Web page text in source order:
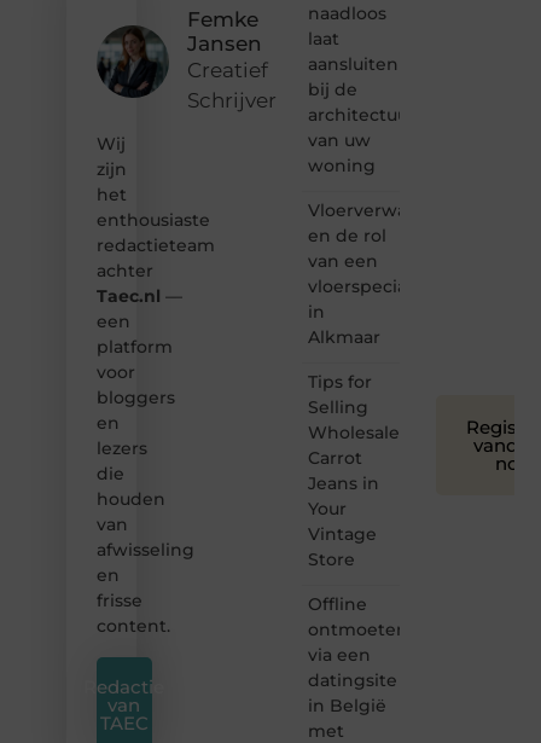
Femke
Jansen
Creatief
Schrijver
Wij
zijn
het
enthousiaste
redactieteam
achter
Taec.nl —
een
platform
voor
bloggers
en
lezers
die
houden
van
afwisseling
en
frisse
content.
Redactie
van
TAEC
naadloos
laat
aansluiten
bij de
architectuur
van uw
woning
Vloerverwarming
en de rol
van een
vloerspecialist
in
Alkmaar
Tips for
Selling
Wholesale
Carrot
Jeans in
Your
Vintage
Store
Offline
ontmoeten
via een
datingsite
in België
met
nog